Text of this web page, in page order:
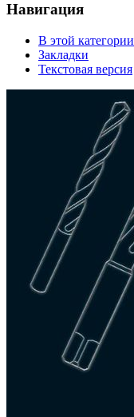
Навигация
В этой категории
Закладки
Текстовая версия